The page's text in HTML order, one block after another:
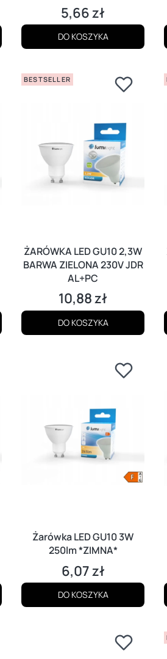
Cena
5,66 zł
DO KOSZYKA
BESTSELLER
ŻARÓWKA LED GU10 2,3W
BARWA ZIELONA 230V JDR
AL+PC
Cena
10,88 zł
DO KOSZYKA
Żarówka LED GU10 3W
250lm *ZIMNA*
Cena
6,07 zł
DO KOSZYKA